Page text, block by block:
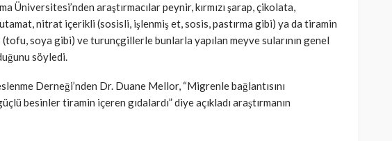
Üniversitesi’nden araştırmacılar peynir, kırmızı şarap, çikolata,
nitrat içerikli (sosisli, işlenmiş et, sosis, pastırma gibi) ya da tiramin
(tofu, soya gibi) ve turunçgillerle bunlarla yapılan meyve sularının genel
söyledi.
Derneği’nden Dr. Duane Mellor, “Migrenle bağlantısını
besinler tiramin içeren gıdalardı” diye açıkladı araştırmanın